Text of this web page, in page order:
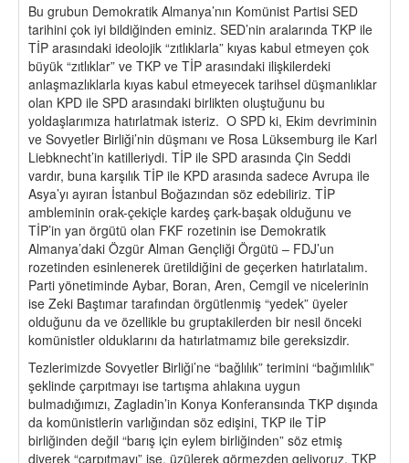
Bu grubun Demokratik Almanya’nın Komünist Partisi SED
tarihini çok iyi bildiğinden eminiz. SED’nin aralarında TKP ile
TİP arasındaki ideolojik “zıtlıklarla” kıyas kabul etmeyen çok
büyük “zıtlıklar” ve TKP ve TİP arasındaki ilişkilerdeki
anlaşmazlıklarla kıyas kabul etmeyecek tarihsel düşmanlıklar
olan KPD ile SPD arasındaki birlikten oluştuğunu bu
yoldaşlarımıza hatırlatmak isteriz. O SPD ki, Ekim devriminin
ve Sovyetler Birliği’nin düşmanı ve Rosa Lüksemburg ile Karl
Liebknecht’in katilleriydi. TİP ile SPD arasında Çin Seddi
vardır, buna karşılık TİP ile KPD arasında sadece Avrupa ile
Asya’yı ayıran İstanbul Boğazından söz edebiliriz. TİP
ambleminin orak-çekiçle kardeş çark-başak olduğunu ve
TİP’in yan örgütü olan FKF rozetinin ise Demokratik
Almanya’daki Özgür Alman Gençliği Örgütü – FDJ’un
rozetinden esinlenerek üretildiğini de geçerken hatırlatalım.
Parti yönetiminde Aybar, Boran, Aren, Cemgil ve nicelerinin
ise Zeki Baştımar tarafından örgütlenmiş “yedek” üyeler
olduğunu da ve özellikle bu gruptakilerden bir nesil önceki
komünistler olduklarını da hatırlatmamız bile gereksizdir.
Tezlerimizde Sovyetler Birliği’ne “bağlılık” terimini “bağımlılık”
şeklinde çarpıtmayı ise tartışma ahlakına uygun
bulmadığımızı, Zagladin’in Konya Konferansında TKP dışında
da komünistlerin varlığından söz edişini, TKP ile TİP
birliğinden değil “barış için eylem birliğinden” söz etmiş
diyerek “çarpıtmayı” ise, üzülerek görmezden geliyoruz. TKP